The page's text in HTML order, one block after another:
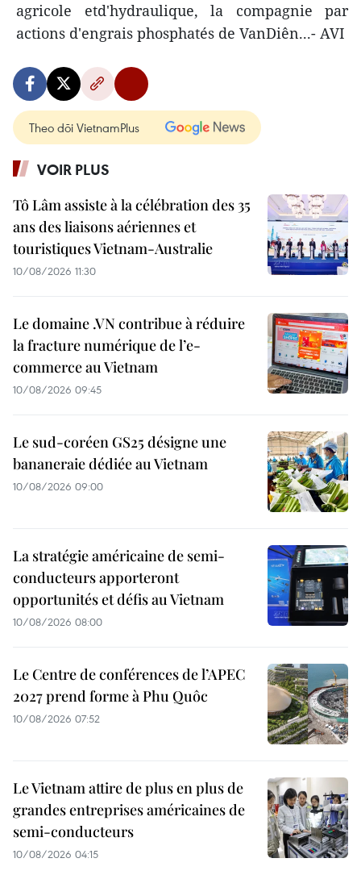
agricole etd'hydraulique, la compagnie par
actions d'engrais phosphatés de VanDiên...- AVI
Theo dõi VietnamPlus
VOIR PLUS
Tô Lâm assiste à la célébration des 35
ans des liaisons aériennes et
touristiques Vietnam-Australie
10/08/2026 11:30
Le domaine .VN contribue à réduire
la fracture numérique de l’e-
commerce au Vietnam
10/08/2026 09:45
Le sud-coréen GS25 désigne une
bananeraie dédiée au Vietnam
10/08/2026 09:00
La stratégie américaine de semi-
conducteurs apporteront
opportunités et défis au Vietnam
10/08/2026 08:00
Le Centre de conférences de l’APEC
2027 prend forme à Phu Quôc
10/08/2026 07:52
Le Vietnam attire de plus en plus de
grandes entreprises américaines de
semi-conducteurs
10/08/2026 04:15